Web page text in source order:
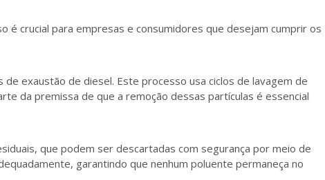
é crucial para empresas e consumidores que desejam cumprir os
exaustão de diesel. Este processo usa ciclos de lavagem de
da premissa de que a remoção dessas partículas é essencial
que podem ser descartadas com segurança por meio de
garantindo que nenhum poluente permaneça no